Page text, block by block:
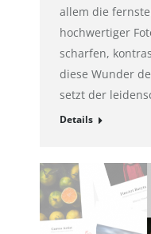
allem die
hochwertiger
scharfen,
diese Wunder
setzt der
Details